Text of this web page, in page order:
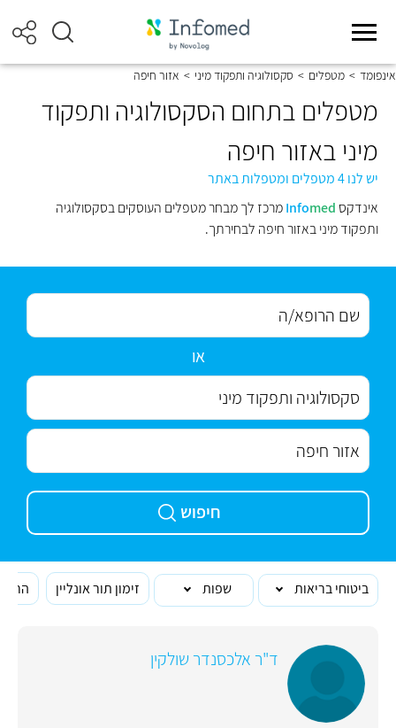
אינפומד > מטפלים > סקסולוגיה ותפקוד מיני > אזור חיפה
מטפלים בתחום הסקסולוגיה ותפקוד
מיני באזור חיפה
יש לנו 4 מטפלים ומטפלות באתר
אינדקס
Infomed
מרכז לך מבחר מטפלים העוסקים בסקסולוגיה
ותפקוד מיני באזור חיפה לבחירתך.
או
חיפוש
ביטוחי בריאות שפות זימון תור אונליין
ד"ר אלכסנדר שולקין